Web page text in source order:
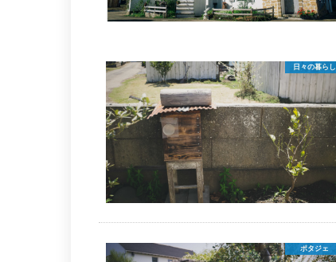
日々の暮らし
ポタジェ